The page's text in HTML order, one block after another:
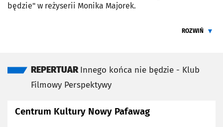
będzie" w reżyserii Monika Majorek.
niespodziewanej stracie, w którym wspomnienia,
pełna złamanych oczekiwań, milczeń i emocji, które
trzeba w końcu wypowiedzieć — historia, w której
najstarsza siostra, Ola, decyduje się wrócić do domu, by
przyszłość.
ROZWIŃ
REPERTUARInnego końca nie będzie - Klub
Filmowy Perspektywy
Centrum Kultury Nowy Pafawag